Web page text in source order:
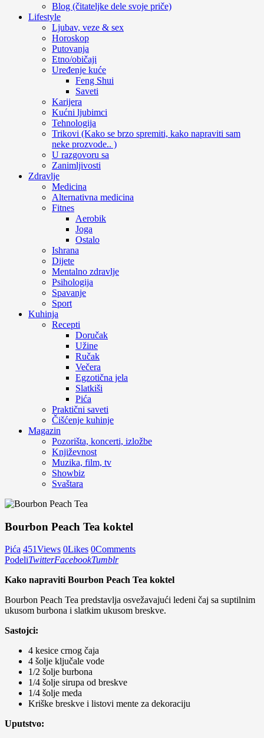
Blog (čitateljke dele svoje priče)
Lifestyle
Ljubav, veze & sex
Horoskop
Putovanja
Etno/običaji
Uređenje kuće
Feng Shui
Saveti
Karijera
Kućni ljubimci
Tehnologija
Trikovi (Kako se brzo spremiti, kako napraviti sam
neke prozvode.. )
U razgovoru sa
Zanimljivosti
Zdravlje
Medicina
Alternativna medicina
Fitnes
Aerobik
Joga
Ostalo
Ishrana
Dijete
Mentalno zdravlje
Psihologija
Spavanje
Sport
Kuhinja
Recepti
Doručak
Užine
Ručak
Večera
Egzotična jela
Slatkiši
Pića
Praktični saveti
Čišćenje kuhinje
Magazin
Pozorišta, koncerti, izložbe
Književnost
Muzika, film, tv
Showbiz
Svaštara
Bourbon Peach Tea koktel
Pića 451Views 0Likes 0Comments
PodeliTwitterFacebookTumblr
Kako napraviti Bourbon Peach Tea koktel
Bourbon Peach Tea predstavlja osvežavajući ledeni čaj sa suptilnim
ukusom burbona i slatkim ukusom breskve.
Sastojci:
4 kesice crnog čaja
4 šolje ključale vode
1/2 šolje burbona
1/4 šolje sirupa od breskve
1/4 šolje meda
Kriške breskve i listovi mente za dekoraciju
Uputstvo: